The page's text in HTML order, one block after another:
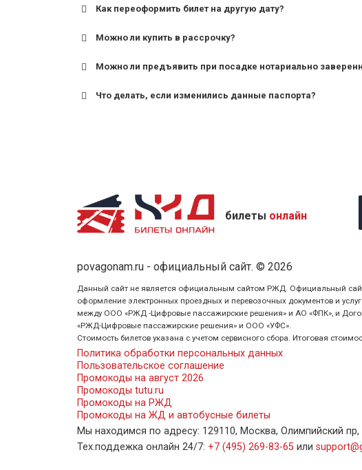
Как переоформить билет на другую дату?
Можно ли купить в рассрочку?
Можно ли предъявить при посадке нотариально
Что делать, если изменились данные паспорта?
билеты онлайн
povagonam.ru - официальный сайт. © 2026
Данный сайт не является официальным сайтом РЖД. Официальный сайт
оформление электронных проездных и перевозочных документов и
между ООО «РЖД -Цифровые пассажирские решения» и АО «ФПК», и
«РЖД-Цифровые пассажирские решения» и ООО «УФС».
Стоимость билетов указана с учетом сервисного сбора. Итоговая
Политика обработки персональных данных
Пользовательское соглашение
Промокоды на август 2026
Промокоды tutu.ru
Промокоды на РЖД
Промокоды на ЖД и автобусные билеты
Мы находимся по адресу: 129110, Москва, Олимпийский пр,
Тех.поддежка онлайн 24/7: +7 (495) 269-83-65 или